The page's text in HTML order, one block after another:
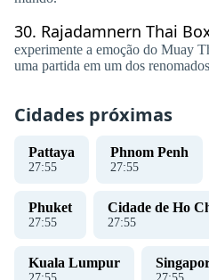
30. Rajadamnern Thai
experimente a emoção do Muay
uma partida em um dos
Cidades próximas
Pattaya
27:56
Phnom Penh
27:56
Phuket
27:56
Cidade de Ho
27:56
Kuala Lumpur